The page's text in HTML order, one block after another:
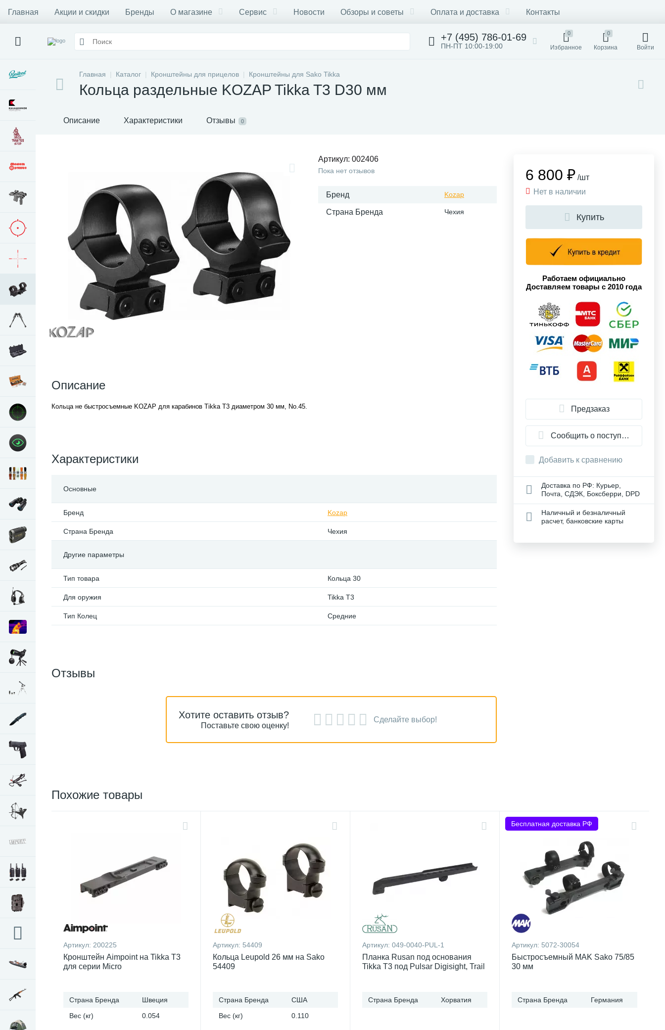
Главная Акции и скидки Бренды О магазине Сервис Новости Обзоры и советы Оплата и доставка Контакты
+7 (495) 786-01-69
ПН-ПТ 10:00-19:00
0
Избранное
0
Корзина Войти
Главная Каталог Кронштейны для прицелов Кронштейны для Sako Tikka
Кольца раздельные KOZAP Tikka T3 D30 мм
Описание Характеристики Отзывы 0
Артикул: 002406
Пока нет отзывов
Бренд Kozap
Страна Бренда Чехия
Описание
Кольца не быстросъемные KOZAP для карабинов Tikka T3 диаметром 30 мм, No.45.
Характеристики
Основные
Бренд Kozap
Страна Бренда Чехия
Другие параметры
Тип товара Кольца 30
Для оружия Tikka T3
Тип Колец Средние
6 800 ₽ /шт
Нет в наличии
Купить
Работаем официально
Доставляем товары с 2010 года
Предзаказ
Сообщить о поступлении
Добавить к сравнению
Доставка по РФ: Курьер,
Почта, СДЭК, Боксберри, DPD
Наличный и безналичный
расчет, банковские карты
Отзывы
Хотите оставить отзыв?
Поставьте свою оценку!
Сделайте выбор!
Похожие товары
Артикул: 200225
Кронштейн Aimpoint на Tikka T3
для серии Micro
Страна Бренда
Швеция
Вес (кг)
0.054
Артикул: 54409
Кольца Leupold 26 мм на Sako
54409
Страна Бренда
США
Вес (кг)
0.110
Артикул: 049-0040-PUL-1
Планка Rusan под основания
Tikka T3 под Pulsar Digisight, Trail
Страна Бренда Хорватия
Бесплатная доставка РФ
Артикул: 5072-30054
Быстросъемный MAK Sako 75/85
30 мм
Страна Бренда Германия